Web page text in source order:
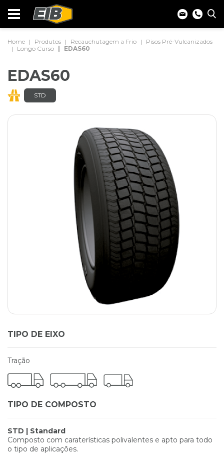
Home Produtos Recauchutagem a Frio
Pisos Pré-Vulcanizados
Longo Curso
EDAS60
EDAS60
STD
TIPO DE EIXO
Tração
TIPO DE COMPOSTO
STD | Standard
Composto com caraterísticas polivalentes e apto para todo
o tipo de aplicações.